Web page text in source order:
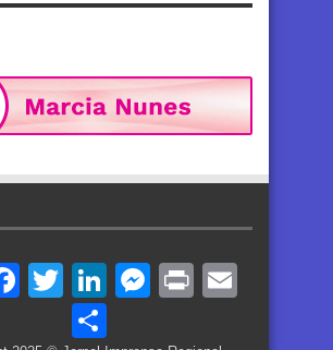
Facebook
TwitterLinkedIn
Messenger
Print